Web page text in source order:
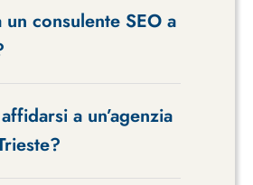
un consulente SEO a
le criticità e sviluppa una
la visibilità su
a un’agenzia